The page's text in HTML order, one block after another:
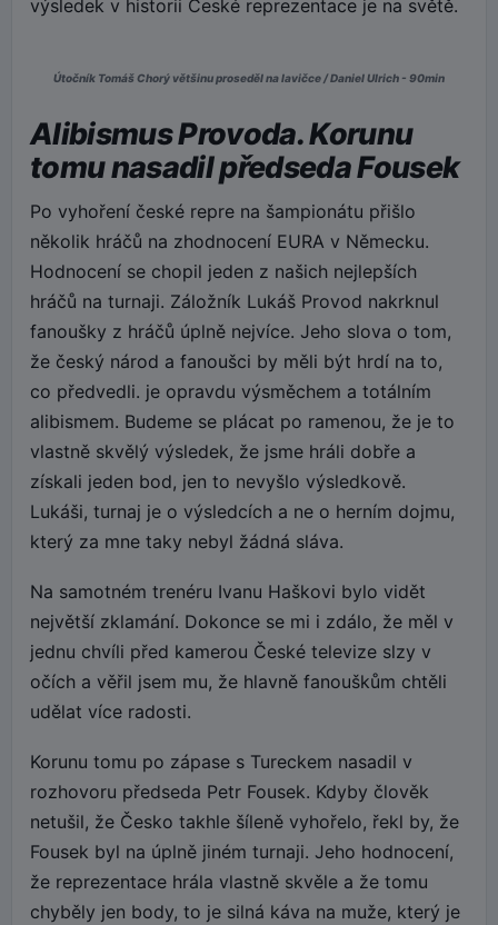
výsledek v historii České reprezentace je na světě.
Útočník Tomáš Chorý většinu proseděl na lavičce / Daniel Ulrich - 90min
Alibismus Provoda. Korunu
tomu nasadil předseda Fousek
Po vyhoření české repre na šampionátu přišlo
několik hráčů na zhodnocení EURA v Německu.
Hodnocení se chopil jeden z našich nejlepších
hráčů na turnaji. Záložník Lukáš Provod nakrknul
fanoušky z hráčů úplně nejvíce. Jeho slova o tom,
že český národ a fanoušci by měli být hrdí na to,
co předvedli. je opravdu výsměchem a totálním
alibismem. Budeme se plácat po ramenou, že je to
vlastně skvělý výsledek, že jsme hráli dobře a
získali jeden bod, jen to nevyšlo výsledkově.
Lukáši, turnaj je o výsledcích a ne o herním dojmu,
který za mne taky nebyl žádná sláva.
Na samotném trenéru Ivanu Haškovi bylo vidět
největší zklamání. Dokonce se mi i zdálo, že měl v
jednu chvíli před kamerou České televize slzy v
očích a věřil jsem mu, že hlavně fanouškům chtěli
udělat více radosti.
Korunu tomu po zápase s Tureckem nasadil v
rozhovoru předseda Petr Fousek. Kdyby člověk
netušil, že Česko takhle šíleně vyhořelo, řekl by, že
Fousek byl na úplně jiném turnaji. Jeho hodnocení,
že reprezentace hrála vlastně skvěle a že tomu
chyběly jen body, to je silná káva na muže, který je